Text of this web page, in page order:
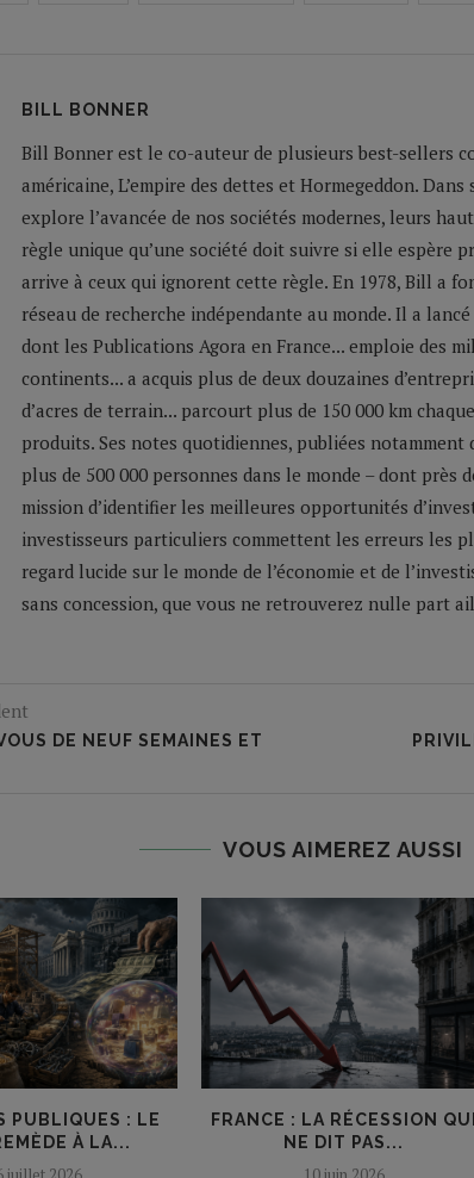
BILL BONNER
Bill Bonner est le co-auteur de plusieurs best-sellers
américaine, L’empire des dettes et Hormegeddon.
explore l’avancée de nos sociétés modernes, leurs
règle unique qu’une société doit suivre si elle espère
arrive à ceux qui ignorent cette règle. En 1978, Bill a
réseau de recherche indépendante au monde. Il a
dont les Publications Agora en France... emploie des
continents... a acquis plus de deux douzaines
d’acres de terrain... parcourt plus de 150 000 km
produits. Ses notes quotidiennes, publiées
plus de 500 000 personnes dans le monde – dont près
mission d’identifier les meilleures opportunités
investisseurs particuliers commettent les erreurs les
regard lucide sur le monde de l’économie et de
sans concession, que vous ne retrouverez nulle part
DE NEUF SEMAINES ET
VOUS AIMEREZ AUSSI
PUBLIQUES : LE
À LA...
FRANCE : LA RÉCESSION QUI
NE DIT PAS...